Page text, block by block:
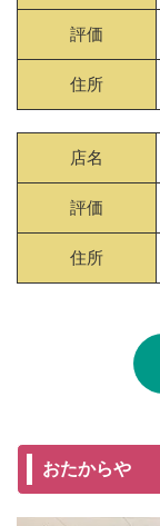
評価
住所
店名
評価
住所
おたからや